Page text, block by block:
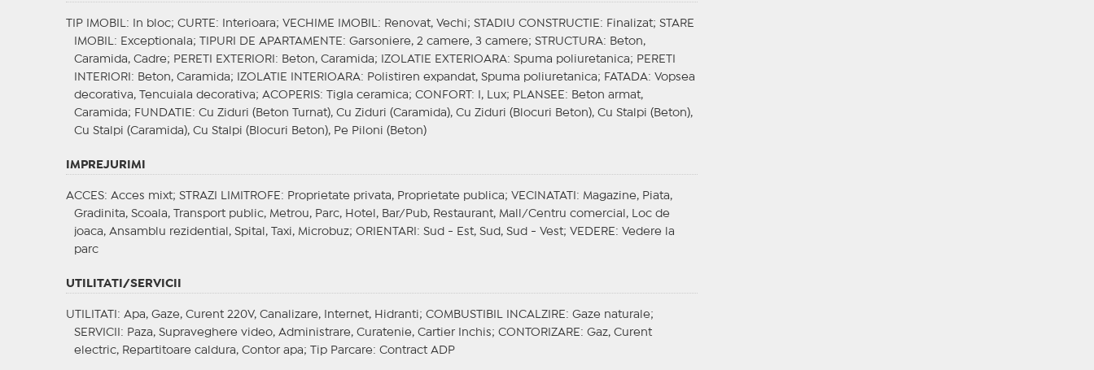
TIP IMOBIL : In bloc; CURTE : Interioara; VECHIME IMOBIL : Renovat, Vechi; STADIU CONSTRUCTIE : Finalizat; STARE
IMOBIL
: Exceptionala; TIPURI DE APARTAMENTE : Garsoniere, 2 camere, 3 camere; STRUCTURA: Beton,
Caramida, Cadre; PERETI EXTERIORI : Beton, Caramida; IZOLATIE EXTERIOARA: Spuma poliuretanica; PERETI
INTERIORI : Beton, Caramida; IZOLATIE INTERIOARA: Polistiren expandat, Spuma poliuretanica; FATADA: Vopsea
decorativa, Tencuiala decorativa; ACOPERIS: Tigla ceramica; CONFORT : I, Lux; PLANSEE : Beton armat,
Caramida; FUNDATIE : Cu Ziduri (Beton Turnat), Cu Ziduri (Caramida), Cu Ziduri (Blocuri Beton), Cu Stalpi (Beton),
Cu Stalpi (Caramida), Cu Stalpi (Blocuri Beton), Pe Piloni (Beton)
IMPREJURIMI
ACCES: Acces mixt; STRAZI LIMITROFE : Proprietate privata, Proprietate publica; VECINATATI
: Magazine, Piata,
Gradinita, Scoala, Transport public, Metrou, Parc, Hotel, Bar/Pub, Restaurant, Mall/Centru comercial, Loc de
joaca, Ansamblu rezidential, Spital, Taxi, Microbuz; ORIENTARI : Sud - Est, Sud, Sud - Vest; VEDERE : Vedere la
parc
UTILITATI/SERVICII
UTILITATI : Apa, Gaze, Curent 220V, Canalizare, Internet, Hidranti; COMBUSTIBIL INCALZIRE : Gaze naturale;
SERVICII
: Paza, Supraveghere video, Administrare, Curatenie, Cartier Inchis; CONTORIZARE : Gaz, Curent
electric, Repartitoare caldura, Contor apa;
Tip Parcare: Contract ADP